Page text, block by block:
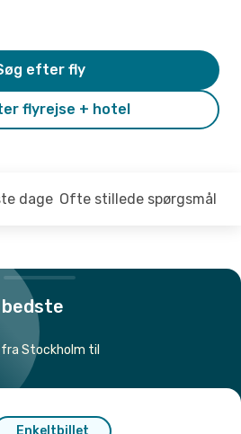
flyrejse + hotel
efter fly
dage Ofte stillede spørgsmål
Stockholm til
Enkeltbillet